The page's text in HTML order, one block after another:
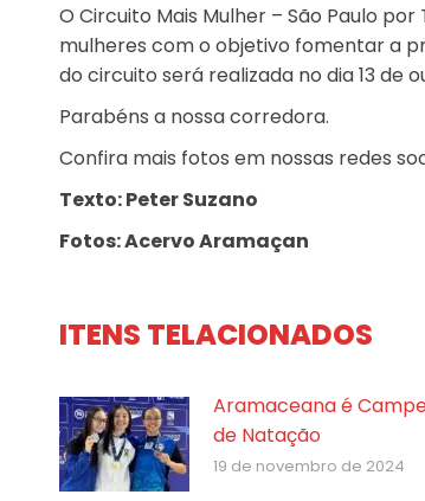
O Circuito Mais Mulher – São Paulo
mulheres com o objetivo fomentar a
do circuito será realizada no dia 13 de
Parabéns a nossa corredora.
Confira mais fotos em nossas redes
Texto: Peter Suzano
Fotos: Acervo Aramaçan
ITENS TELACIONADOS
Aramaceana é
de Natação
19 de novembro de 2024